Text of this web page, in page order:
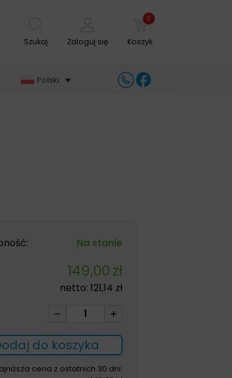
Szukaj Zaloguj się
0
Koszyk
Polski
Na stanie
149,00zł
netto:121,14 zł
ilość
męskie
PU100M
białe
do koszyka
cena z ostatnich 30 dni: